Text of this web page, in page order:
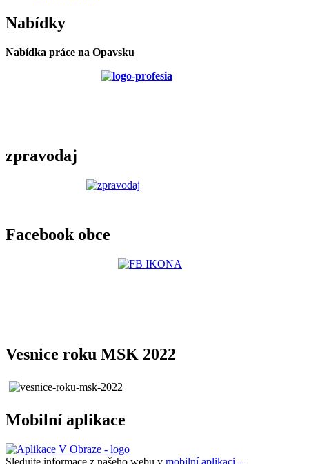
Nabídky
Nabídka práce na Opavsku
zpravodaj
Facebook obce
Vesnice roku MSK 2022
Mobilní aplikace
Sledujte informace z našeho webu v mobilní aplikaci –